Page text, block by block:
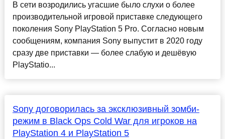
В сети возродились угасшие было слухи о более
производительной игровой приставке следующего
поколения Sony PlayStation 5 Pro. Согласно новым
сообщениям, компания Sony выпустит в 2020 году
сразу две приставки — более слабую и дешёвую
PlayStatio...
Sony договорилась за эксклюзивный зомби-
режим в Black Ops Cold War для игроков на
PlayStation 4 и PlayStation 5